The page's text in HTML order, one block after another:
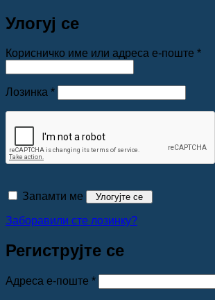
Улогуј се
Корисничко име или адреса е-поште *
Лозинка *Обавезно
Запамти ме Улогујте се
Заборавили сте лозинку?
Региструјте се
Адреса е-поште *Обавезно